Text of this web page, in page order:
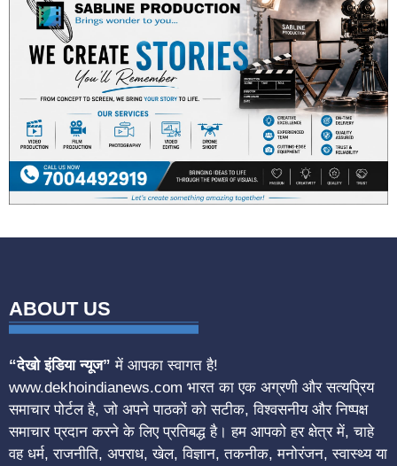
ABOUT US
“देखो इंडिया न्यूज” में आपका स्वागत है!
www.dekhoindianews.com भारत का एक अग्रणी और सत्यप्रिय
समाचार पोर्टल है, जो अपने पाठकों को सटीक, विश्वसनीय और निष्पक्ष
समाचार प्रदान करने के लिए प्रतिबद्ध है। हम आपको हर क्षेत्र में, चाहे
वह धर्म, राजनीति, अपराध, खेल, विज्ञान, तकनीक, मनोरंजन, स्वास्थ्य या